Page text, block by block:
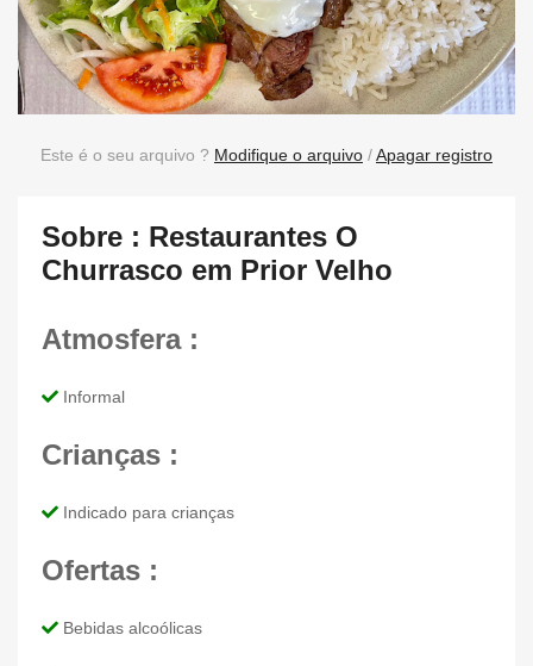
Este é o seu arquivo ? Modifique o arquivo /Apagar registro
Sobre : Restaurantes O
Churrasco em Prior Velho
Atmosfera :
Informal
Crianças :
Indicado para crianças
Ofertas :
Bebidas alcoólicas